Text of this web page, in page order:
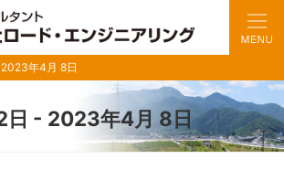
年4月 8日
日 - 2023年4月 8日
業務に対応いたします。
査診断など建設コンサル ロードエンジニアリング